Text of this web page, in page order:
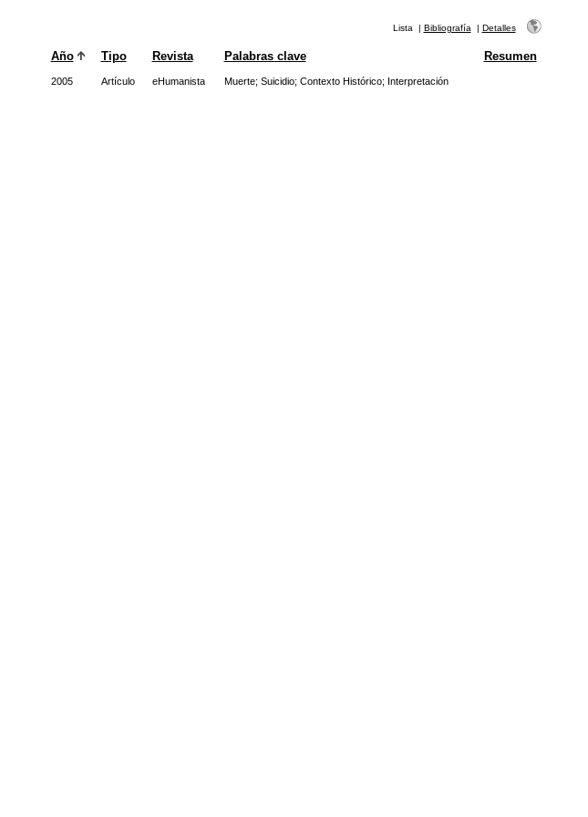
Lista | Bibliografía | Detalles
Año Tipo Revista Palabras clave Resumen
2005 Artículo eHumanista Muerte; Suicidio; Contexto Histórico; Interpretación